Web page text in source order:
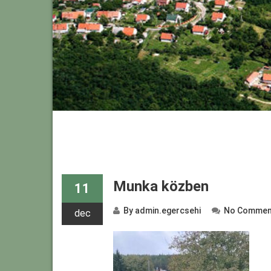
11
dec
Munka közben
By admin.egercsehi No